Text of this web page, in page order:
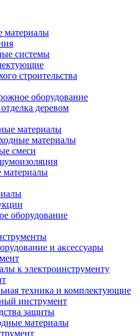
материалы
системы
строительства
оборудование
деревом
материалы
материалы
смеси
материалы
оборудование
и аксессуары
к электроинструменту
техника и комплектующие
инструмент
защиты
материалы